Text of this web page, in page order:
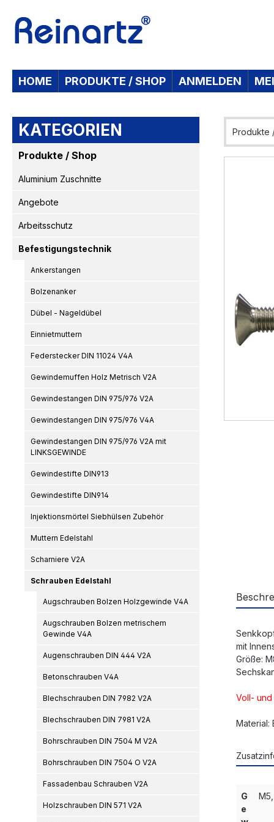
HOME PRODUKTE / SHOP ANMELDEN
KATEGORIEN
Produkte / Shop
Aluminium Zuschnitte
Angebote
Arbeitsschutz
Befestigungstechnik
Ankerstangen
Bolzenanker
Dübel - Nageldübel
Einnietmuttern
Federstecker DIN 11024 V4A
Gewindemuffen Holz Metrisch V2A
Gewindestangen DIN 975/976 V2A
Gewindestangen DIN 975/976 V4A
Gewindestangen DIN 975/976 V2A mit
LINKSGEWINDE
Gewindestifte DIN913
Gewindestifte DIN914
Injektionsmörtel Siebhülsen Zubehör
Muttern Edelstahl
Scharniere V2A
Schrauben Edelstahl
Augschrauben Bolzen Holzgewinde V4A
Augschrauben Bolzen metrischem
Gewinde V4A
Augenschrauben DIN 444 V2A
Betonschrauben V4A
Blechschrauben DIN 7982 V2A
Blechschrauben DIN 7981 V2A
Bohrschrauben DIN 7504 M V2A
Bohrschrauben DIN 7504 O V2A
Fassadenbau Schrauben V2A
Holzschrauben DIN 571 V2A
Produkte
mit
Größe:
Voll-
Material:
G
e